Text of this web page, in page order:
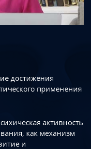
достижения
применения
активность
как механизм
и